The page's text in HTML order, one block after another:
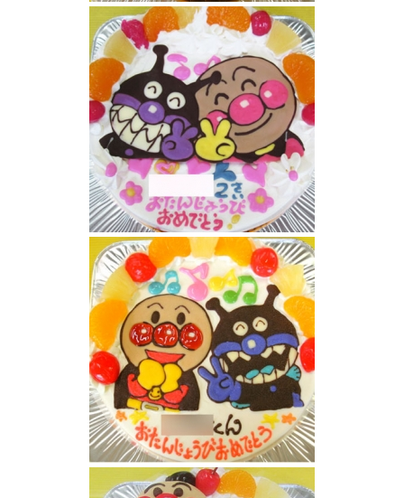
アンパンマンケーキ
アンパンマンとバイキンマンのケーキ
アンパンマンケーキ